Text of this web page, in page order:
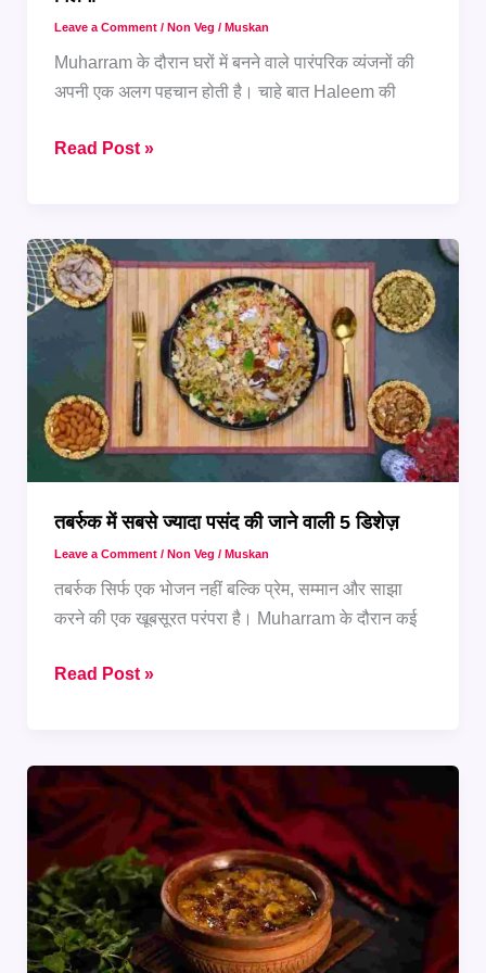
Leave a Comment / Non Veg / Muskan
Muharram के दौरान घरों में बनने वाले पारंपरिक व्यंजनों की
अपनी एक अलग पहचान होती है। चाहे बात Haleem की
Muharram
जैसा
स्वाद
अब
Read Post »
तबर्रुक में सबसे ज्यादा पसंद की जाने वाली 5 डिशेज़
Leave a Comment / Non Veg / Muskan
तबर्रुक सिर्फ एक भोजन नहीं बल्कि प्रेम, सम्मान और साझा
करने की एक खूबसूरत परंपरा है। Muharram के दौरान कई
तबर्रुक
पसंद
की
जाने
वाली
5
डिशेज़
Read Post »